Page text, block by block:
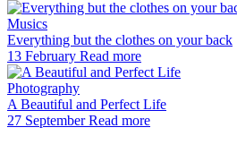
Musics
Everything but the clothes on your back
13 February Read more
Photography
A Beautiful and Perfect Life
27 SeptemberRead more